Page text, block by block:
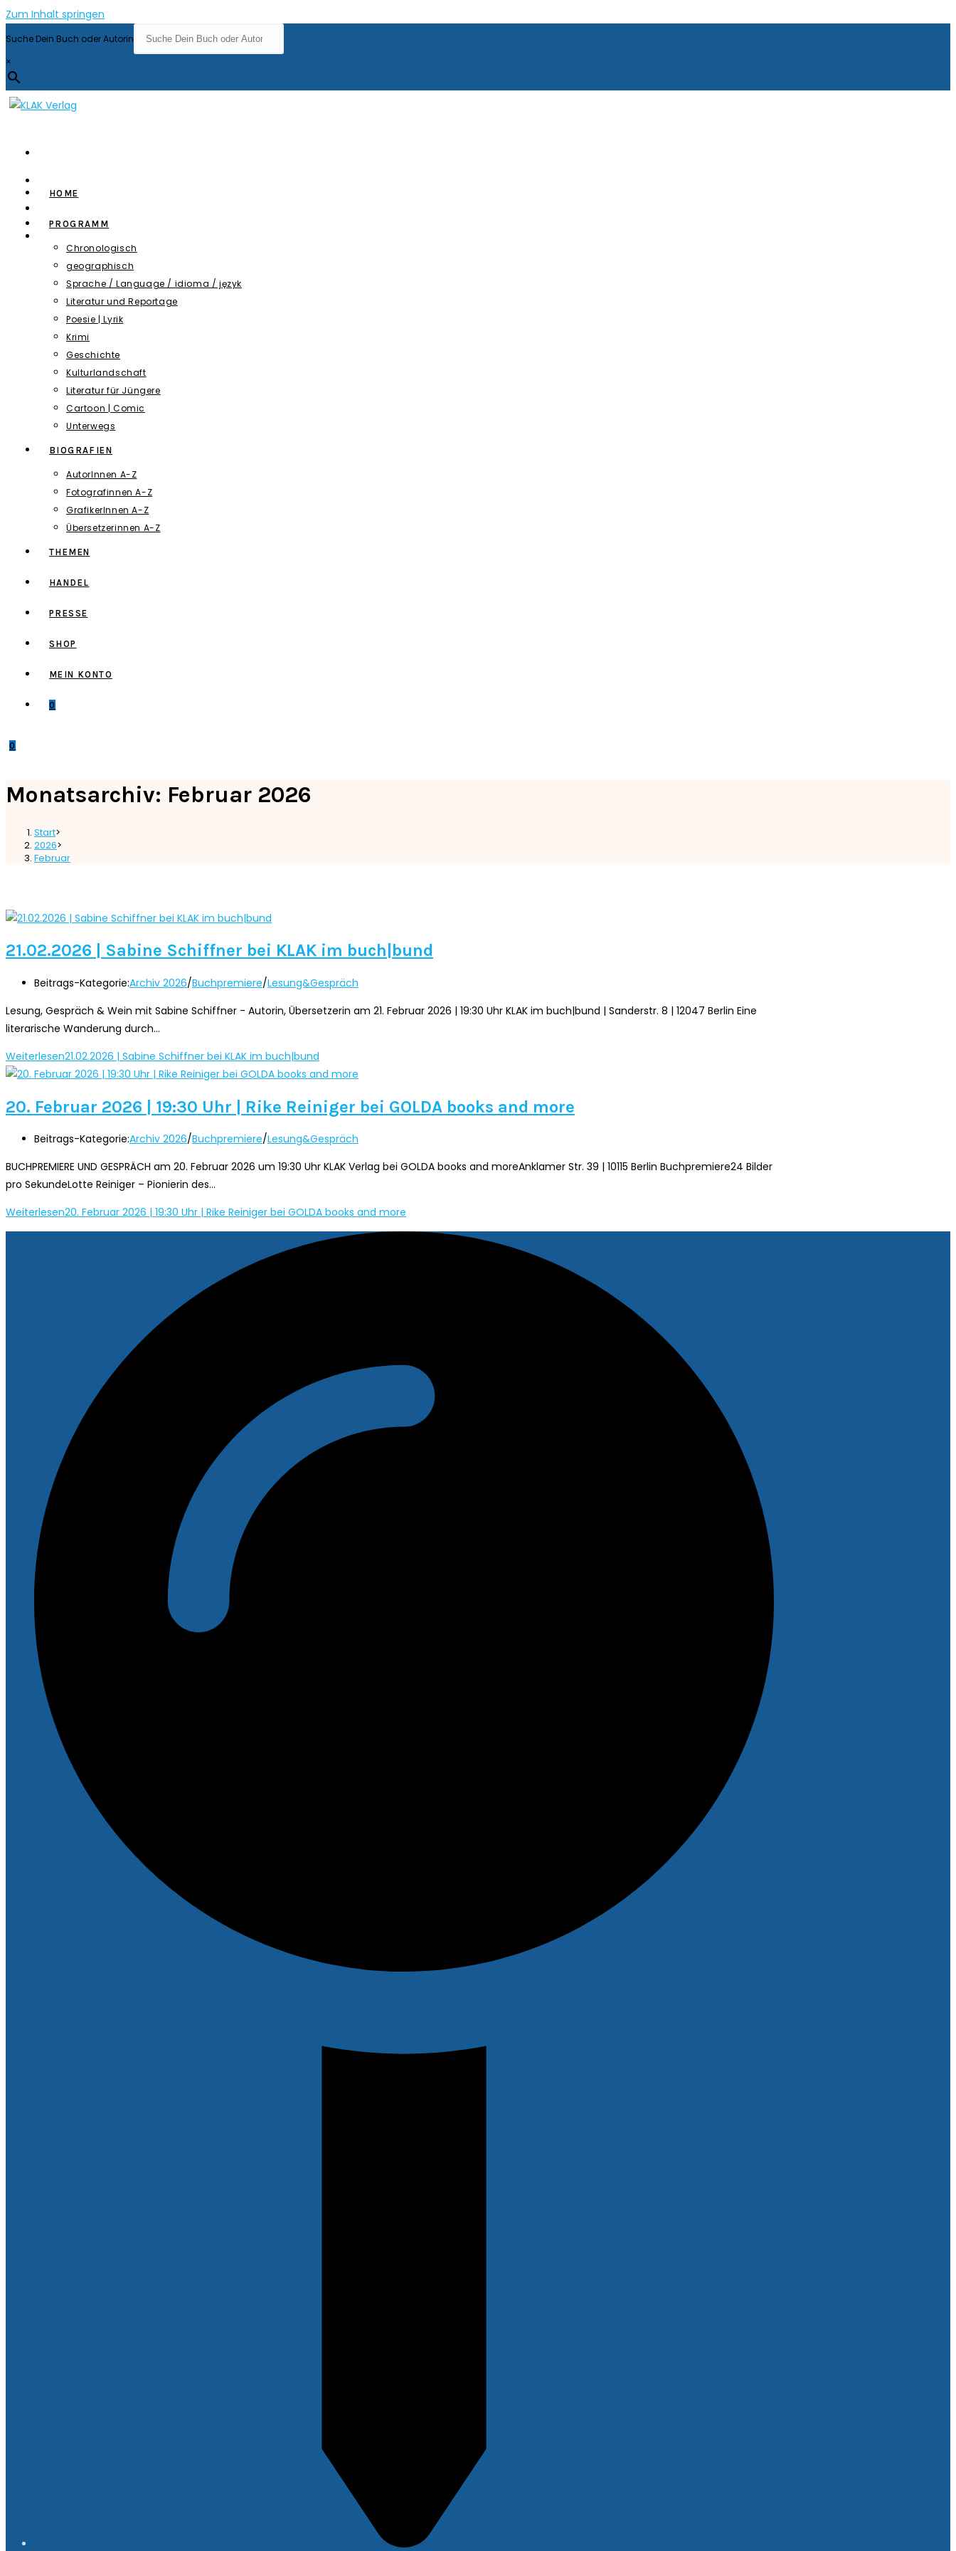
Zum Inhalt springen
Suche Dein Buch oder Autorin
×
HOME
PROGRAMM
Chronologisch
geographisch
Sprache / Language / idioma / język
Literatur und Reportage
Poesie | Lyrik
Krimi
Geschichte
Kulturlandschaft
Literatur für Jüngere
Cartoon | Comic
Unterwegs
BIOGRAFIEN
AutorInnen A-Z
Fotografinnen A-Z
GrafikerInnen A-Z
Übersetzerinnen A-Z
THEMEN
HANDEL
PRESSE
SHOP
MEIN KONTO
0
0
Monatsarchiv: Februar 2026
Start>
2026>
Februar
21.02.2026 | Sabine Schiffner bei KLAK im buch|bund
Beitrags-Kategorie:Archiv 2026/Buchpremiere/Lesung&Gespräch
Lesung, Gespräch & Wein mit Sabine Schiffner - Autorin, Übersetzerin am 21. Februar 2026 | 19:30 Uhr KLAK im buch|bund | Sanderstr. 8 | 12047 Berlin Eine
literarische Wanderung durch…
Weiterlesen21.02.2026 | Sabine Schiffner bei KLAK im buch|bund
20. Februar 2026 | 19:30 Uhr | Rike Reiniger bei GOLDA books and more
Beitrags-Kategorie:Archiv 2026/Buchpremiere/Lesung&Gespräch
BUCHPREMIERE UND GESPRÄCH am 20. Februar 2026 um 19:30 Uhr KLAK Verlag bei GOLDA books and moreAnklamer Str. 39 | 10115 Berlin Buchpremiere24 Bilder
pro SekundeLotte Reiniger – Pionierin des…
Weiterlesen20. Februar 2026 | 19:30 Uhr | Rike Reiniger bei GOLDA books and more